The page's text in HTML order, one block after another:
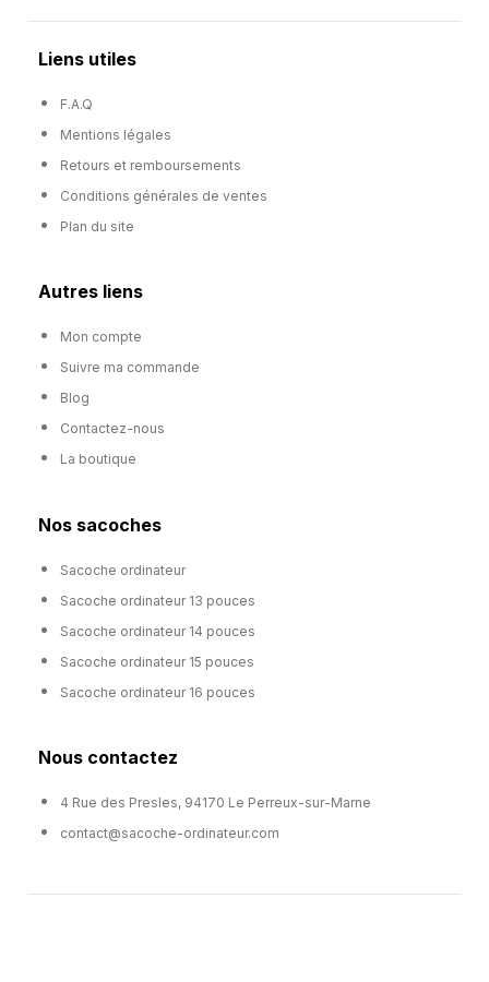
Liens utiles
F.A.Q
Mentions légales
Retours et remboursements
Conditions générales de ventes
Plan du site
Autres liens
Mon compte
Suivre ma commande
Blog
Contactez-nous
La boutique
Nos sacoches
Sacoche ordinateur
Sacoche ordinateur 13 pouces
Sacoche ordinateur 14 pouces
Sacoche ordinateur 15 pouces
Sacoche ordinateur 16 pouces
Nous contactez
4 Rue des Presles, 94170 Le Perreux-sur-Marne
contact@sacoche-ordinateur.com